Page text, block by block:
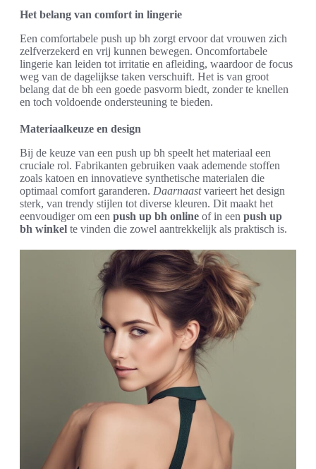
Het belang van comfort in lingerie
Een comfortabele push up bh zorgt ervoor dat vrouwen zich
zelfverzekerd en vrij kunnen bewegen. Oncomfortabele
lingerie kan leiden tot irritatie en afleiding, waardoor de focus
weg van de dagelijkse taken verschuift. Het is van groot
belang dat de bh een goede pasvorm biedt, zonder te knellen
en toch voldoende ondersteuning te bieden.
Materiaalkeuze en design
Bij de keuze van een push up bh speelt het materiaal een
cruciale rol. Fabrikanten gebruiken vaak ademende stoffen
zoals katoen en innovatieve synthetische materialen die
optimaal comfort garanderen. Daarnaastvarieert het design
sterk, van trendy stijlen tot diverse kleuren. Dit maakt het
eenvoudiger om een push up bh online of in een push up
bh winkel te vinden die zowel aantrekkelijk als praktisch is.